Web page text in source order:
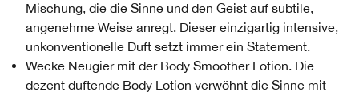
Mischung, die die Sinne und den Geist auf subtile,
angenehme Weise anregt. Dieser einzigartig intensive,
unkonventionelle Duft setzt immer ein Statement.
Wecke Neugier mit der Body Smoother Lotion. Die
dezent duftende Body Lotion verwöhnt die Sinne mit